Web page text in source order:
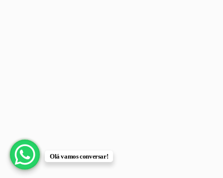
Olá vamos conversar!